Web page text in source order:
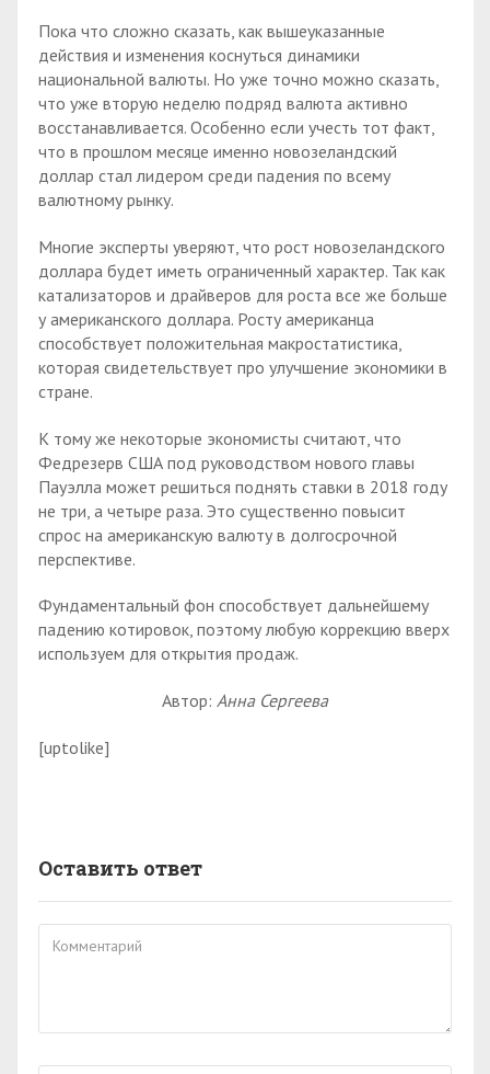
Пока что сложно сказать, как вышеуказанные
действия и изменения коснуться динамики
национальной валюты. Но уже точно можно сказать,
что уже вторую неделю подряд валюта активно
восстанавливается. Особенно если учесть тот факт,
что в прошлом месяце именно новозеландский
доллар стал лидером среди падения по всему
валютному рынку.
Многие эксперты уверяют, что рост новозеландского
доллара будет иметь ограниченный характер. Так как
катализаторов и драйверов для роста все же больше
у американского доллара. Росту американца
способствует положительная макростатистика,
которая свидетельствует про улучшение экономики в
стране.
К тому же некоторые экономисты считают, что
Федрезерв США под руководством нового главы
Пауэлла может решиться поднять ставки в 2018 году
не три, а четыре раза. Это существенно повысит
спрос на американскую валюту в долгосрочной
перспективе.
Фундаментальный фон способствует дальнейшему
падению котировок, поэтому любую коррекцию вверх
используем для открытия продаж.
Автор: Анна Сергеева
[uptolike]
Оставить ответ